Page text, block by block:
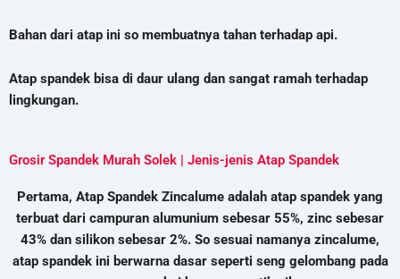
Bahan dari atap ini so membuatnya tahan terhadap api.
Atap spandek bisa di daur ulang dan sangat ramah terhadap
lingkungan.
Grosir Spandek Murah Solek | Jenis-jenis Atap Spandek
Pertama, Atap Spandek Zincalume adalah atap spandek yang
terbuat dari campuran alumunium sebesar 55%, zinc sebesar
43% dan silikon sebesar 2%. So sesuai namanya zincalume,
atap spandek ini berwarna dasar seperti seng gelombang pada